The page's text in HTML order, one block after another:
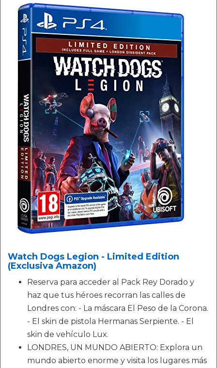
Watch Dogs Legion - Limited Edition
(Exclusiva Amazon)
Reserva para acceder al Pack Rey Dorado y
haz que tus héroes recorran las calles de
Londres con: - La máscara El Peso de la Corona.
- El skin de pistola Hermanas Serpiente. - El
skin de vehículo Lux.
LONDRES, UN MUNDO ABIERTO: Explora un
mundo abierto enorme y visita los lugares más